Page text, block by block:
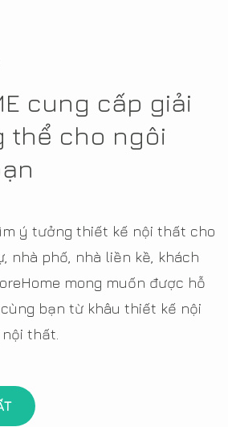
cung cấp giải
thể cho ngôi
ý tưởng thiết kế nội thất cho
nhà phố, nhà liền kề, khách
mong muốn được hỗ
bạn từ khâu thiết kế nội
thất.